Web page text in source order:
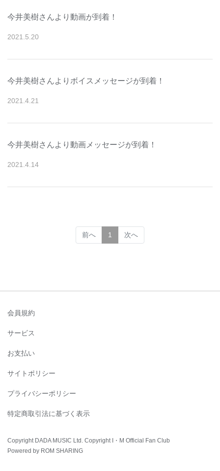
今井美樹さんより動画が到着！
2021 5 20
今井美樹さんよりボイスメッセージが到着！
2021 4 21
今井美樹さんより動画メッセージが到着！
2021 4 14
前へ 1 (current)
次へ
会員規約
サービス
お支払い
サイトポリシー
プライバシーポリシー
特定商取引法に基づく表示
Copyright DADA MUSIC Ltd. Copyright I・M Official Fan Club
Powered by ROM SHARING